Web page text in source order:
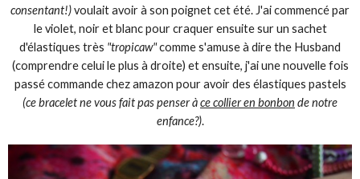
consentant!)voulait avoir à son poignet cet été. J'ai commencé par
le violet, noir et blanc pour craquer ensuite sur un sachet
d'élastiques très "tropicaw"comme s'amuse à dire the Husband
(comprendre celui le plus à droite) et ensuite, j'ai une nouvelle fois
passé commande chez amazon pour avoir des élastiques pastels
(ce bracelet ne vous fait pas penser àce collier en bonbon de notre
enfance?).